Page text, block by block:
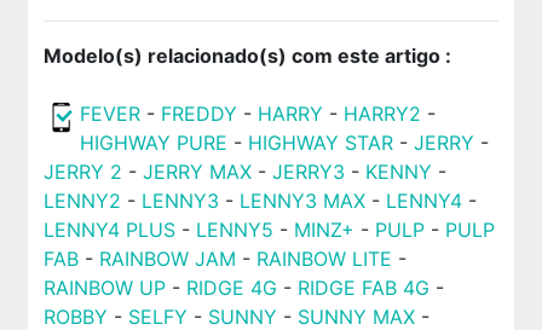
Modelo(s) relacionado(s) com este artigo :
FEVER - FREDDY - HARRY - HARRY2 -
HIGHWAY PURE - HIGHWAY STAR - JERRY -
JERRY 2 - JERRY MAX- JERRY3 - KENNY -
LENNY2 - LENNY3 - LENNY3 MAX- LENNY4-
LENNY4 PLUS- LENNY5 - MINZ+ - PULP - PULP
FAB- RAINBOW JAM - RAINBOW LITE -
RAINBOW UP- RIDGE 4G - RIDGE FAB 4G -
ROBBY - SELFY - SUNNY - SUNNY MAX-